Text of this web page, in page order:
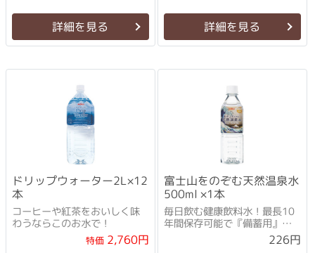
詳細を見る 詳細を見る
ドリップウォーター2L×12
本
コーヒーや紅茶をおいしく味
わうならこのお水で！
特価2,760円
富士山をのぞむ天然温泉水
500ml ×1本
毎日飲む健康飲料水！最長10
年間保存可能で『備蓄用』と
226円